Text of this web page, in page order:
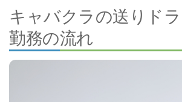
キャバクラの送りド
勤務の流れ